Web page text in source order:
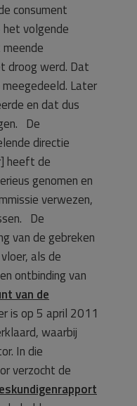
consument
volgende
droog werd. Dat
Later
en dat dus
De
directie
heeft de
genomen en
verwezen,
De
van de gebreken
als de
ontbinding van
van de
is op 5 april 2011
waarbij
In die
verzocht de